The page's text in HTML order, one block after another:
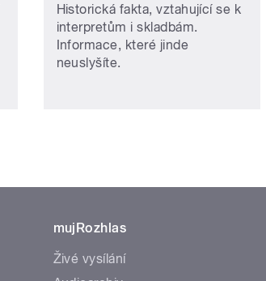
Historická fakta, vztahující se k
interpretům i skladbám.
Informace, které jinde
neuslyšíte.
mujRozhlas
Živé vysílání